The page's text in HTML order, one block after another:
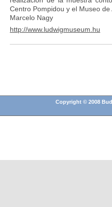
Centro Pompidou y el Museo
Marcelo Nagy
http://www.ludwigmuseum.hu
Copyright © 2008